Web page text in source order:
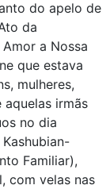
do apelo de
da
a Nossa
que estava
mulheres,
irmãs
no dia
Familiar),
com velas nas